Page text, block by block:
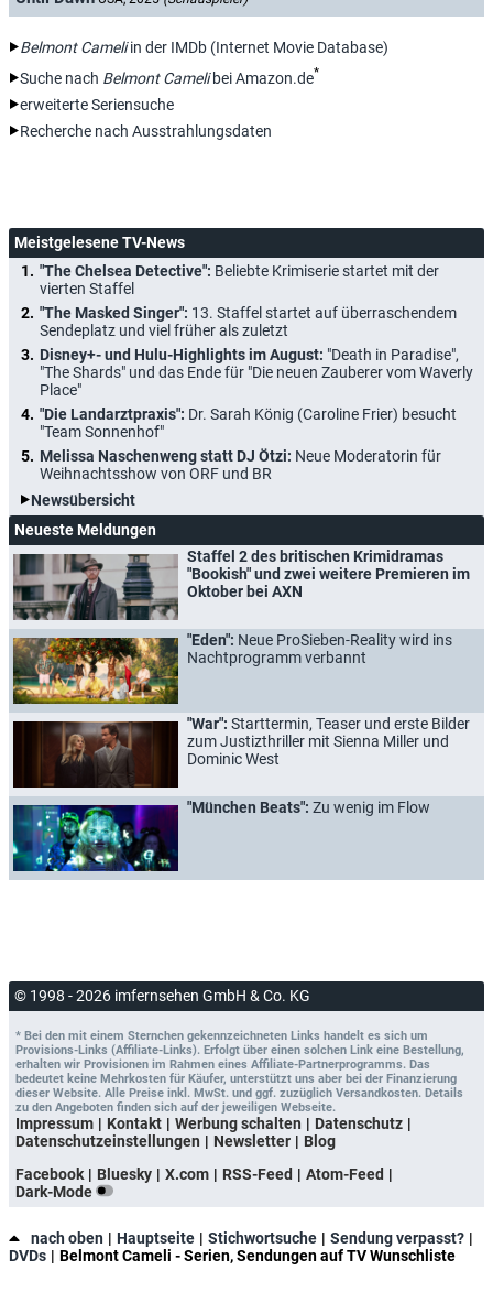
Belmont Cameliin der IMDb (Internet Movie Database)
Suche nach Belmont Camelibei Amazon.de*
erweiterte Seriensuche
Recherche nach Ausstrahlungsdaten
Meistgelesene TV-News
"The Chelsea Detective": Beliebte Krimiserie startet mit der
vierten Staffel
"The Masked Singer": 13. Staffel startet auf überraschendem
Sendeplatz und viel früher als zuletzt
Disney+- und Hulu-Highlights im August: "Death in Paradise",
"The Shards" und das Ende für "Die neuen Zauberer vom Waverly
Place"
"Die Landarztpraxis": Dr. Sarah König (Caroline Frier) besucht
"Team Sonnenhof"
Melissa Naschenweng statt DJ Ötzi: Neue Moderatorin für
Weihnachtsshow von ORF und BR
Newsübersicht
Neueste Meldungen
Staffel 2 des britischen Krimidramas
"Bookish" und zwei weitere Premieren im
Oktober bei AXN
"Eden": Neue ProSieben-Reality wird ins
Nachtprogramm verbannt
"War": Starttermin, Teaser und erste Bilder
zum Justizthriller mit Sienna Miller und
Dominic West
"München Beats": Zu wenig im Flow
© 1998 - 2026 imfernsehen GmbH & Co. KG
* Bei den mit einem Sternchen gekennzeichneten Links handelt es sich um
Provisions-Links (Affiliate-Links). Erfolgt über einen solchen Link eine Bestellung,
erhalten wir Provisionen im Rahmen eines Affiliate-Partnerprogramms. Das
bedeutet keine Mehrkosten für Käufer, unterstützt uns aber bei der Finanzierung
dieser Website. Alle Preise inkl. MwSt. und ggf. zuzüglich Versandkosten. Details
zu den Angeboten finden sich auf der jeweiligen Webseite.
Impressum Kontakt Werbung schalten
Datenschutz
Datenschutzeinstellungen
Newsletter
Blog
Facebook
Bluesky X.com RSS-Feed
Atom-Feed
Dark-Mode
nach oben Hauptseite Stichwortsuche
Sendung verpasst?
DVDs
Belmont Cameli - Serien, Sendungen auf TV Wunschliste